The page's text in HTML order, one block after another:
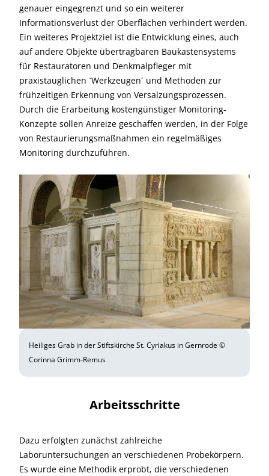
genauer eingegrenzt und so ein weiterer
Informationsverlust der Oberflächen verhindert werden.
Ein weiteres Projektziel ist die Entwicklung eines, auch
auf andere Objekte übertragbaren Baukastensystems
für Restauratoren und Denkmalpfleger mit
praxistauglichen `Werkzeugen´ und Methoden zur
frühzeitigen Erkennung von Versalzungsprozessen.
Durch die Erarbeitung kostengünstiger Monitoring-
Konzepte sollen Anreize geschaffen werden, in der Folge
von Restaurierungsmaßnahmen ein regelmäßiges
Monitoring durchzuführen.
Heiliges Grab in der Stiftskirche St. Cyriakus in Gernrode ©
Corinna Grimm-Remus
Arbeitsschritte
Dazu erfolgten zunächst zahlreiche
Laboruntersuchungen an verschiedenen Probekörpern.
Es wurde eine Methodik erprobt, die verschiedenen